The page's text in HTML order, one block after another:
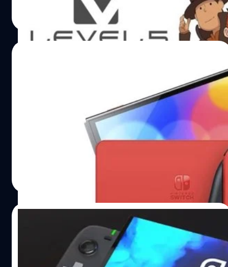
| 822 days ago
Nintendo แถลงผลประกอบการกับผู้ถือหุ้นและสื่อมวลชน ได้
เปิดผลกำไรของค่ายที่เพิ่มขึ้นมากกว่าปีที่แล้ว และสูงสุด
ประธาน Nintendo บอกว่าคอนโซลรุ่นต่อไป
ของค่ายจะเป็น “Switch รุ่นถัดไป”